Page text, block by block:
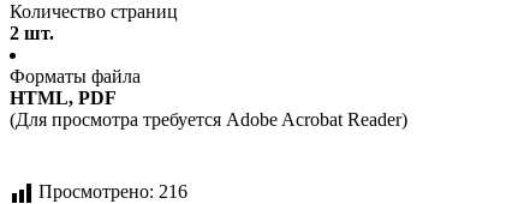
Количество страниц
2 шт.
Форматы файла
HTML, PDF
(Для просмотра требуется Adobe Acrobat Reader)
Просмотрено: 216